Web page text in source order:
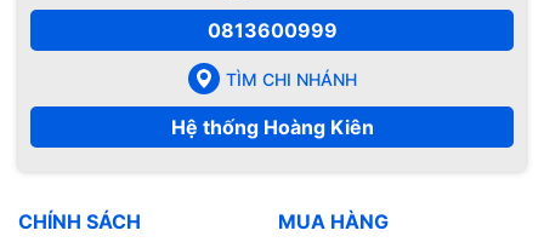
0813600999
TÌM CHI NHÁNH
Hệ thống Hoàng Kiên
CHÍNH SÁCH MUA HÀNG